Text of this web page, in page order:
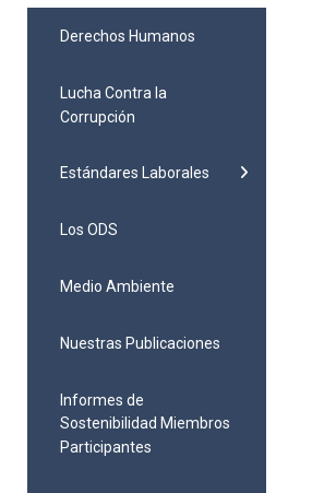
Derechos Humanos
Lucha Contra la
Corrupción
Estándares Laborales
Los ODS
Medio Ambiente
Nuestras Publicaciones
Informes de
Sostenibilidad Miembros
Participantes